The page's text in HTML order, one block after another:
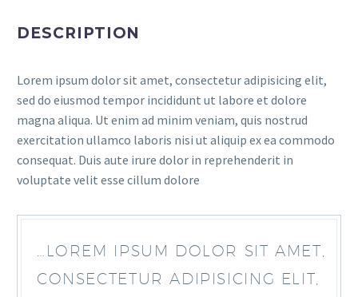
DESCRIPTION
Lorem ipsum dolor sit amet, consectetur adipisicing elit,
sed do eiusmod tempor incididunt ut labore et dolore
magna aliqua. Ut enim ad minim veniam, quis nostrud
exercitation ullamco laboris nisi ut aliquip ex ea commodo
consequat. Duis aute irure dolor in reprehenderit in
voluptate velit esse cillum dolore
…LOREM IPSUM DOLOR SIT AMET,
CONSECTETUR ADIPISICING ELIT,